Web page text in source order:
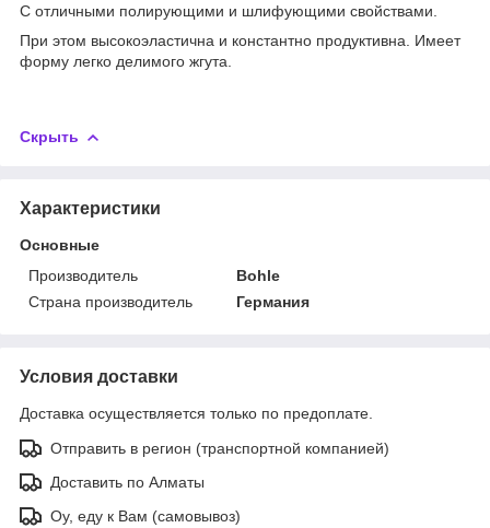
С отличными полирующими и шлифующими свойствами.
При этом высокоэластична и константно продуктивна. Имеет
форму легко делимого жгута.
Скрыть
Характеристики
Основные
Производитель
Bohle
Страна производитель
Германия
Условия доставки
Доставка осуществляется только по предоплате.
Отправить в регион (транспортной компанией)
Доставить по Алматы
Оу, еду к Вам (самовывоз)